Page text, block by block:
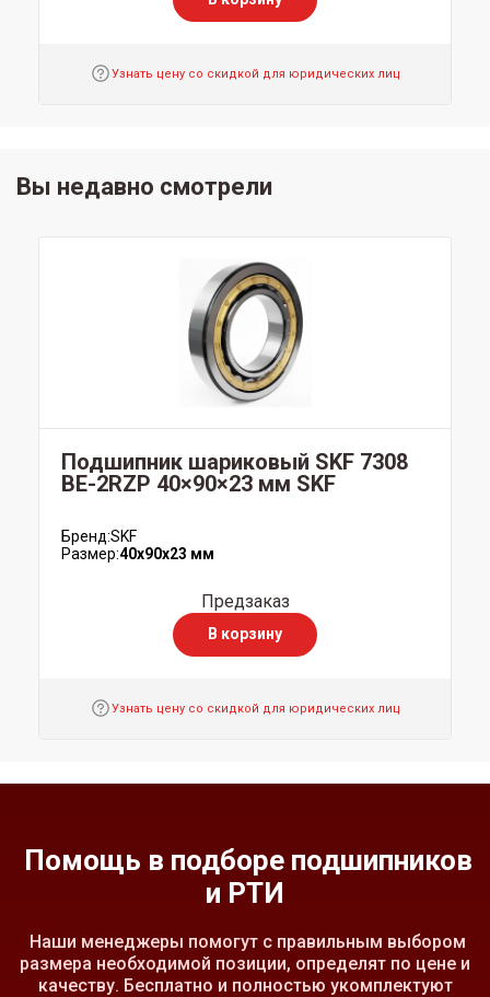
Узнать цену со скидкой для юридических лиц
Вы недавно смотрели
Подшипник шариковый SKF 7308
BE-2RZP 40×90×23 мм SKF
Бренд:SKF
Размер:40x90x23 мм
Предзаказ
В корзину
Узнать цену со скидкой для юридических лиц
Помощь в подборе подшипников
и РТИ
Наши менеджеры помогут с правильным выбором
размера необходимой позиции, определят по цене и
качеству. Бесплатно и полностью укомплектуют